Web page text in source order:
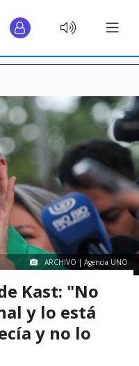
ARCHIVO | Agencia UNO
Kast: "No
y lo está
y no lo